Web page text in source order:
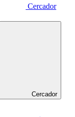
Cercador
Cercador